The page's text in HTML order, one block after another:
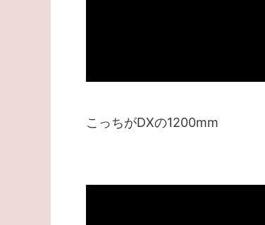
こっちがDXの1200mm